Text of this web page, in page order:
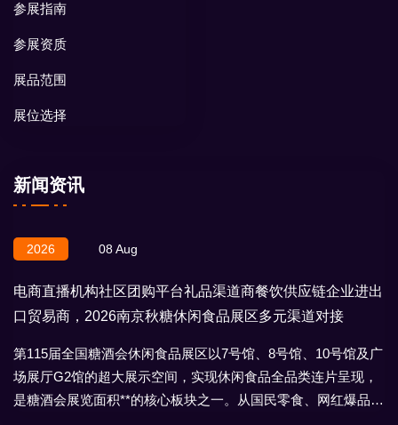
参展指南
参展资质
展品范围
展位选择
新闻资讯
2026 08 Aug
电商直播机构社区团购平台礼品渠道商餐饮供应链企业进出
口贸易商，2026南京秋糖休闲食品展区多元渠道对接
第115届全国糖酒会休闲食品展区以7号馆、8号馆、10号馆及广
场展厅G2馆的超大展示空间，实现休闲食品全品类连片呈现，
是糖酒会展览面积**的核心板块之一。从国民零食、网红爆品到